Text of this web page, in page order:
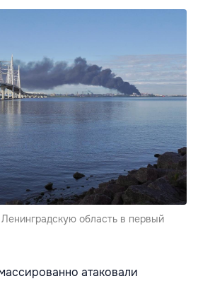
область в первый
атаковали